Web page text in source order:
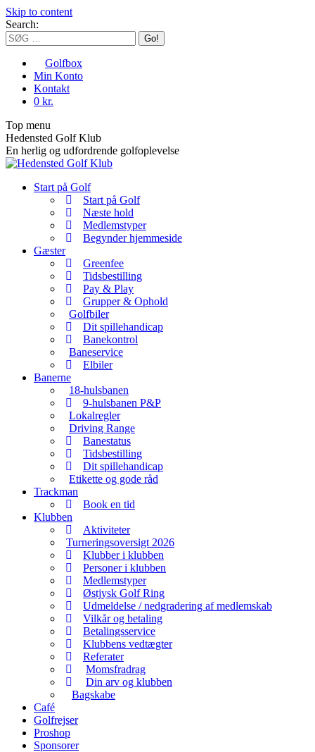
Skip to content
Search:
Golfbox
Min Konto
Kontakt
0 kr.
Top menu
Hedensted Golf Klub
En herlig og udfordrende golfoplevelse
Start på Golf
Start på Golf
Næste hold
Medlemstyper
Begynder hjemmeside
Gæster
Greenfee
Tidsbestilling
Pay & Play
Grupper & Ophold
Golfbiler
Dit spillehandicap
Banekontrol
Baneservice
Elbiler
Banerne
18-hulsbanen
9-hulsbanen P&P
Lokalregler
Driving Range
Banestatus
Tidsbestilling
Dit spillehandicap
Etikette og gode råd
Trackman
Book en tid
Klubben
Aktiviteter
Turneringsoversigt 2026
Klubber i klubben
Personer i klubben
Medlemstyper
Østjysk Golf Ring
Udmeldelse / nedgradering af medlemskab
Vilkår og betaling
Betalingsservice
Klubbens vedtægter
Referater
Momsfradrag
Din arv og klubben
Bagskabe
Café
Golfrejser
Proshop
Sponsorer